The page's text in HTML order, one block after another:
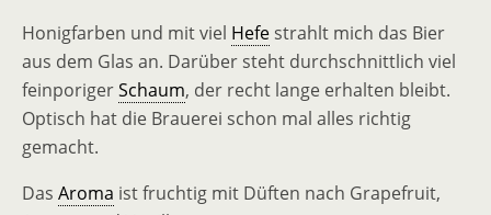
Honigfarben und mit viel Hefe strahlt mich das Bier
aus dem Glas an. Darüber steht durchschnittlich viel
feinporigerSchaum, der recht lange erhalten bleibt.
Optisch hat die Brauerei schon mal alles richtig
gemacht.
Das Aroma ist fruchtig mit Düften nach Grapefruit,